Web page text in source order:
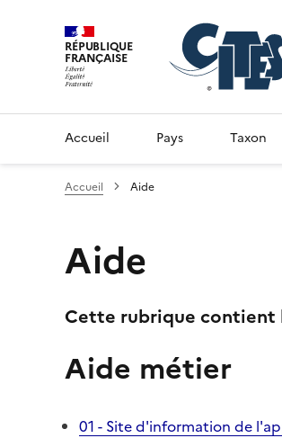
RÉPUBLIQUE
FRANÇAISE
Accueil Pays Taxon
Accueil Aide
Aide
Cette rubrique contient
Aide métier
01 - Site d'information de